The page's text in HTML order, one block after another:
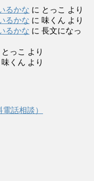
るかな に とっこ より
るかな に 味くん より
るかな に 長文になっ
とっこ より
味くん より
話相談）